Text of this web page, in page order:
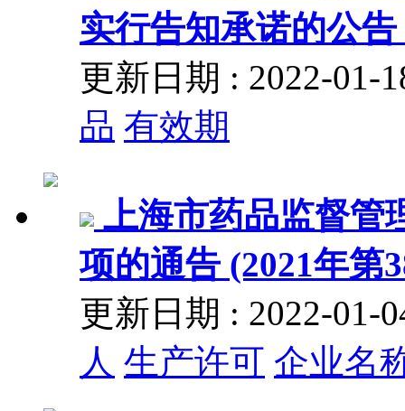
实行告知承诺的公
更新日期 : 2022-01-
品 有效期
上海市药品监督管
项的通告 (2021年第
更新日期 : 2022-01-
人 生产许可 企业名